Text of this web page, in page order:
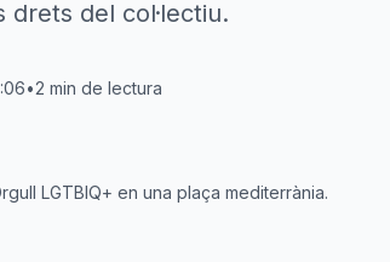
drets del col·lectiu.
•2 min de lectura
LGTBIQ+ en una plaça mediterrània.